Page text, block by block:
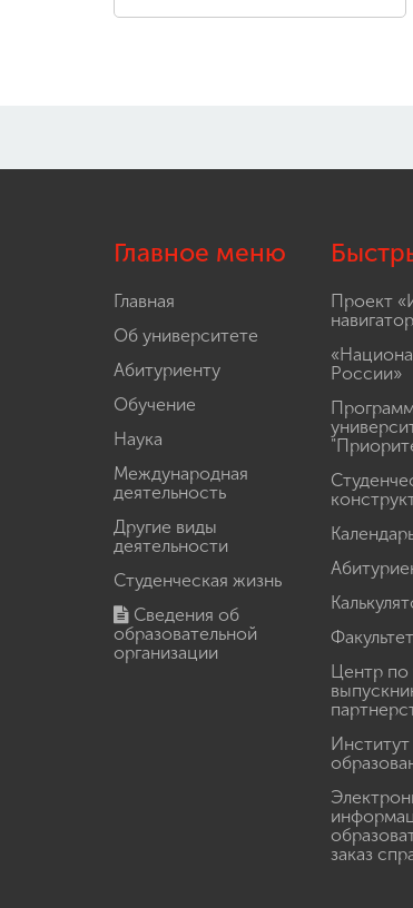
Главное меню
Главная
Об университете
Абитуриенту
Обучение
Наука
Международная
деятельность
Другие виды
деятельности
Студенческая жизнь
Сведения об
образовательной
организации
Проект
России»
Центр по
заказ